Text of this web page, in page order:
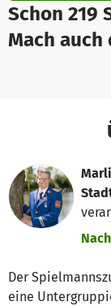
Schon 219
Mach auch
Der
eine